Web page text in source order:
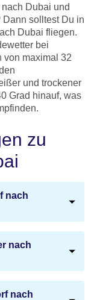
Dubai und
Dann solltest Du in
Dubai fliegen.
bei
von maximal 32
und trockener
Grad hinauf, was
zu
nach
nach
nach